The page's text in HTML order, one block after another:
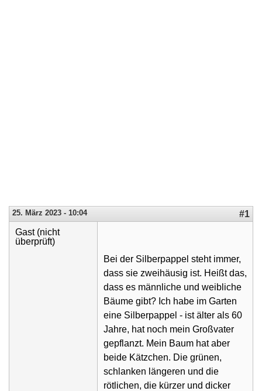
25. März 2023 - 10:04
#1
Gast (nicht
überprüft)
Bei der Silberpappel steht immer,
dass sie zweihäusig ist. Heißt das,
dass es männliche und weibliche
Bäume gibt? Ich habe im Garten
eine Silberpappel - ist älter als 60
Jahre, hat noch mein Großvater
gepflanzt. Mein Baum hat aber
beide Kätzchen. Die grünen,
schlanken längeren und die
rötlichen, die kürzer und dicker